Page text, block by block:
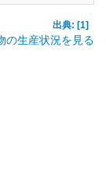
出典: [1]
の生産状況を見る